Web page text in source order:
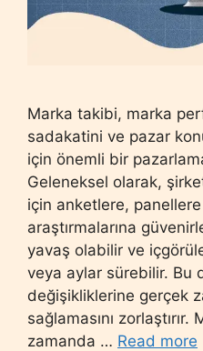
Marka takibi, marka
sadakatini ve pazar
için önemli bir
Geleneksel olarak,
için anketlere,
araştırmalarına
yavaş olabilir ve
veya aylar sürebilir. Bu
değişikliklerine gerçek
sağlamasını zorlaştırır.
zamanda … Read more